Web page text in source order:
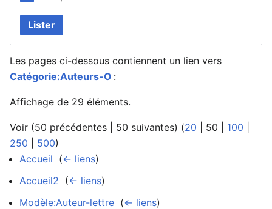
Lister
Les pages ci-dessous contiennent un lien vers
Catégorie:Auteurs-O :
Affichage de 29 éléments.
Voir (50 précédentes 50 suivantes) (20 50 100
250
500)
Accueil (← liens)
Accueil2 (← liens)
Modèle:Auteur-lettre (← liens)